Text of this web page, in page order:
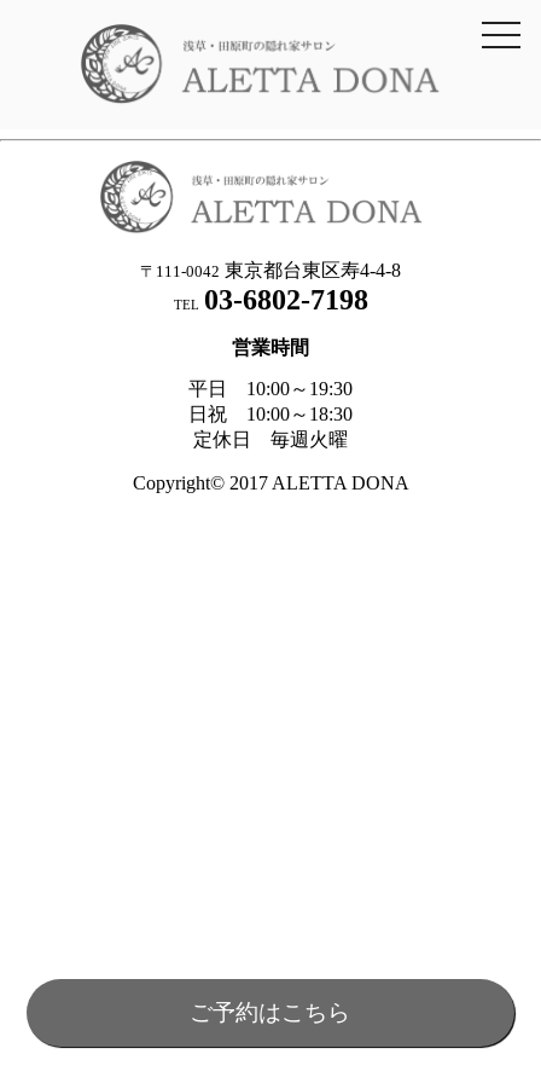
toggle
ご予約はこちら
〒111-0042 東京都台東区寿4-4-8
TEL 03-6802-7198
営業時間
平日 10:00～19:30
日祝 10:00～18:30
定休日 毎週火曜
Copyright© 2017 ALETTA DONA